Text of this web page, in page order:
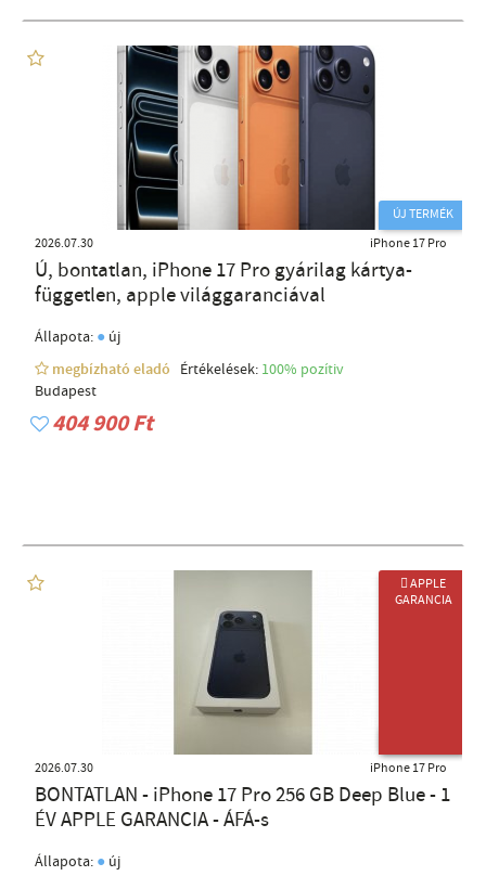
ÚJ TERMÉK
2026.07.30
iPhone 17 Pro
Ú, bontatlan, iPhone 17 Pro gyárilag kártya-
független, apple világgaranciával
Állapota: ● új
megbízható eladó
Értékelések: 100% pozítiv
Budapest
404 900 Ft
 APPLE
GARANCIA
2026.07.30 iPhone 17 Pro
BONTATLAN - iPhone 17 Pro 256 GB Deep Blue - 1
ÉV APPLE GARANCIA - ÁFÁ-s
Állapota: ● új